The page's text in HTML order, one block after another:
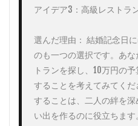
アイデア3：高級レストラ
選んだ理由： 結婚記念日
のも一つの選択です。あ
トランを探し、10万円の
することを考えてみてく
することは、二人の絆を
い出を作るのに役立ちます